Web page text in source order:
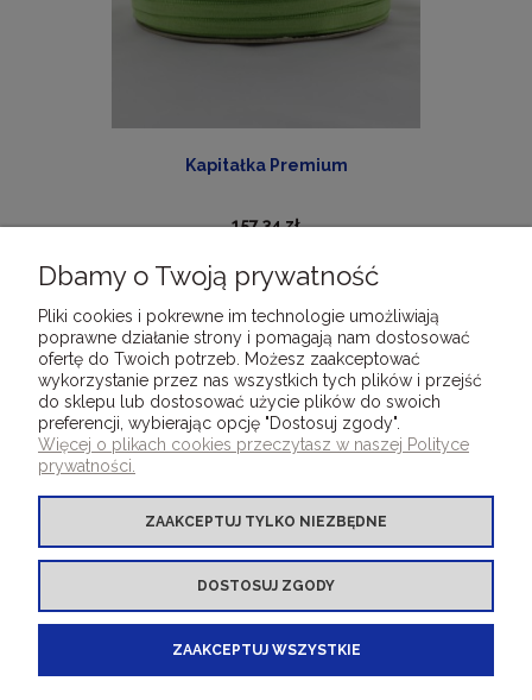
Kapitałka Premium
157,34 zł
DO KOSZYKA
DLA KLIENTÓW
OFERTA INNE PRODUKTY
BOOKBINDINGMATERIALS.EU - your e-shop
for bookbinding covering materials
Dbamy o Twoją prywatność
Pliki cookies i pokrewne im technologie umożliwiają
poprawne działanie strony i pomagają nam dostosować
ofertę do Twoich potrzeb. Możesz zaakceptować
wykorzystanie przez nas wszystkich tych plików i przejść
do sklepu lub dostosować użycie plików do swoich
preferencji, wybierając opcję "Dostosuj zgody".
Więcej o plikach cookies przeczytasz w naszej Polityce
prywatności.
ZAAKCEPTUJ TYLKO NIEZBĘDNE
DOSTOSUJ ZGODY
ZAAKCEPTUJ WSZYSTKIE